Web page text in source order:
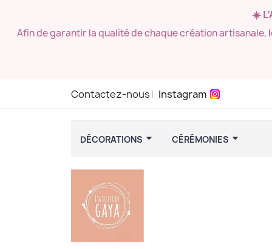
☀️
Afin de garantir la qualité de chaque création artisanale,
Contactez-nous Instagram
DÉCORATIONS CÉRÉMONIES